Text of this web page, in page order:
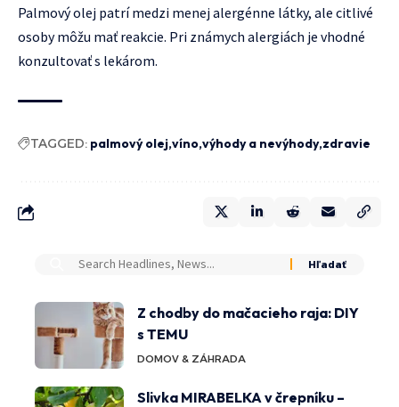
Palmový olej patrí medzi menej alergénne látky, ale citlivé
osoby môžu mať reakcie. Pri známych alergiách je vhodné
konzultovať s lekárom.
TAGGED: palmový olej víno výhody a nevýhody zdravie
Z chodby do mačacieho raja: DIY
s TEMU
DOMOV & ZÁHRADA
Slivka MIRABELKA v črepníku –